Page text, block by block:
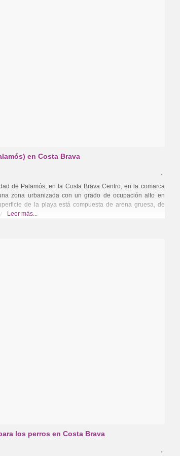
en Costa Brava
de Palamós, en la Costa Brava Centro, en la comarca
zona urbanizada con un grado de ocupación alto en
de la playa está compuesta de arena gruesa, de
Leer más...
los perros en Costa Brava